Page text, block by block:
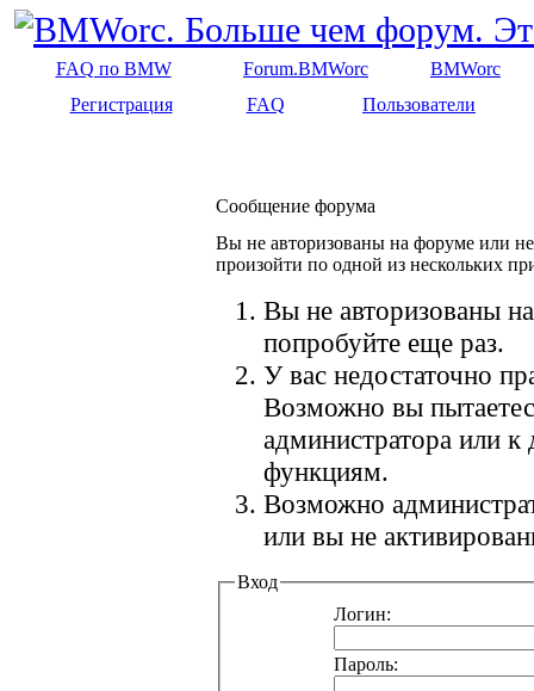
FAQ по BMW Forum.BMWorc
BMWorc
Регистрация
FAQ Пользователи
Сообщение форума
Вы не авторизованы на форуме или
произойти по одной из нескольких
Вы не авторизованы
попробуйте еще раз.
У вас недостаточно
Возможно вы
администратора или
функциям.
Возможно
или вы не
Вход
Логин:
Пароль: